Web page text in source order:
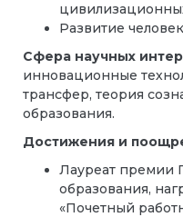
Развитие
Сфера научных
инновационные
трансфер, теория
образования.
Достижения и
Лауреат премии
образования,
«Почетный